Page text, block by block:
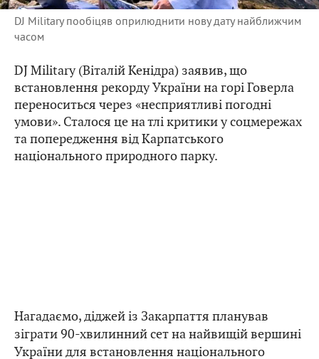
DJ Military пообіцяв оприлюднити нову дату найближчим
часом
DJ Military (Віталій Кенідра) заявив, що
встановлення рекорду України на горі Говерла
переноситься через «несприятливі погодні
умови». Сталося це на тлі критики у соцмережах
та попередження від Карпатського
національного природного парку.
Нагадаємо, діджей із Закарпаття планував
зіграти 90-хвилинний сет на найвищій вершині
України для встановлення національного